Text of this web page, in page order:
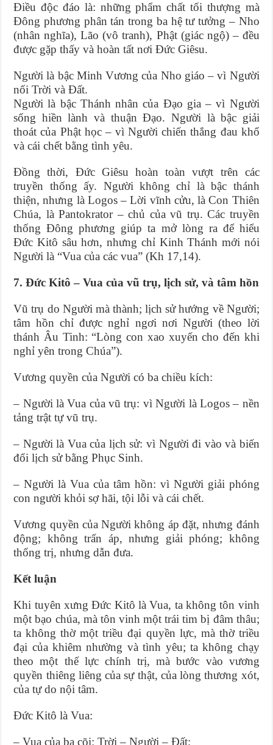
Điều độc đáo là: những phẩm chất tối thượng mà
Đông phương phân tán trong ba hệ tư tưởng – Nho
(nhân nghĩa), Lão (vô tranh), Phật (giác ngộ) – đều
được gặp thấy và hoàn tất nơi Đức Giêsu.
Người là bậc Minh Vương của Nho giáo – vì Người
nối Trời và Đất.
Người là bậc Thánh nhân của Đạo gia – vì Người
sống hiền lành và thuận Đạo. Người là bậc giải
thoát của Phật học – vì Người chiến thắng đau khổ
và cái chết bằng tình yêu.
Đồng thời, Đức Giêsu hoàn toàn vượt trên các
truyền thống ấy. Người không chỉ là bậc thánh
thiện, nhưng là Logos – Lời vĩnh cửu, là Con Thiên
Chúa, là Pantokrator – chủ của vũ trụ. Các truyền
thống Đông phương giúp ta mở lòng ra để hiểu
Đức Kitô sâu hơn, nhưng chỉ Kinh Thánh mới nói
Người là “Vua của các vua” (Kh 17,14).
7. Đức Kitô – Vua của vũ trụ, lịch sử, và tâm hồn
Vũ trụ do Người mà thành; lịch sử hướng về Người;
tâm hồn chỉ được nghỉ ngơi nơi Người (theo lời
thánh Âu Tinh: “Lòng con xao xuyến cho đến khi
nghỉ yên trong Chúa”).
Vương quyền của Người có ba chiều kích:
– Người là Vua của vũ trụ: vì Người là Logos – nền
tảng trật tự vũ trụ.
– Người là Vua của lịch sử: vì Người đi vào và biến
đổi lịch sử bằng Phục Sinh.
– Người là Vua của tâm hồn: vì Người giải phóng
con người khỏi sợ hãi, tội lỗi và cái chết.
Vương quyền của Người không áp đặt, nhưng đánh
động; không trấn áp, nhưng giải phóng; không
thống trị, nhưng dẫn đưa.
Kết luận
Khi tuyên xưng Đức Kitô là Vua, ta không tôn vinh
một bạo chúa, mà tôn vinh một trái tim bị đâm thâu;
ta không thờ một triều đại quyền lực, mà thờ triều
đại của khiêm nhường và tình yêu; ta không chạy
theo một thế lực chính trị, mà bước vào vương
quyền thiêng liêng của sự thật, của lòng thương xót,
của tự do nội tâm.
Đức Kitô là Vua:
– Vua của ba cõi: Trời – Người – Đất;